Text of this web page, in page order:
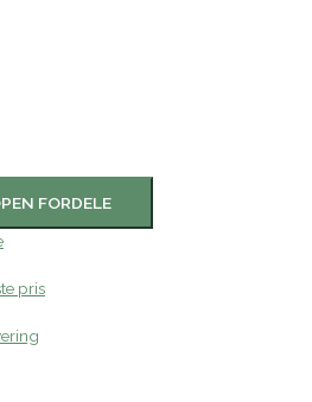
FORDELE
pris